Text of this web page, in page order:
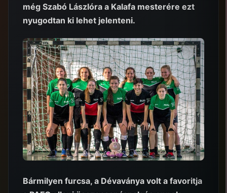
még Szabó Lászlóra a Kalafa mesterére ezt
nyugodtan ki lehet jelenteni.
Bármilyen furcsa, a Dévaványa volt a favoritja